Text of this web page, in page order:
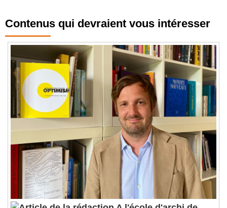
Contenus qui devraient vous intéresser